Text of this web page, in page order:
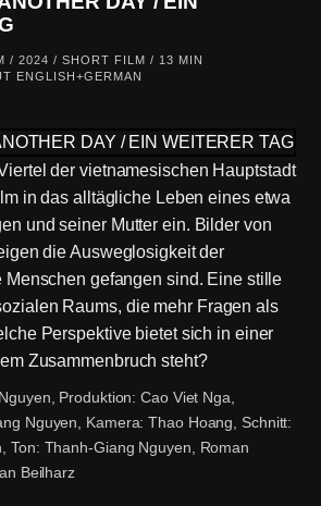
/ 2024 / SHORT FILM / 13 MIN
ENGLISH+GERMAN
der vietnamesischen Hauptstadt
in das alltägliche Leben eines etwa
und seiner Mutter ein. Bilder von
die Ausweglosigkeit der
Menschen gefangen sind. Eine stille
Raums, die mehr Fragen als
Perspektive bietet sich in einer
Zusammenbruch steht?
Produktion: Cao Viet Nga,
Nguyen, Kamera: Thao Hoang, Schnitt:
Ton: Thanh-Giang Nguyen, Roman
Beilharz